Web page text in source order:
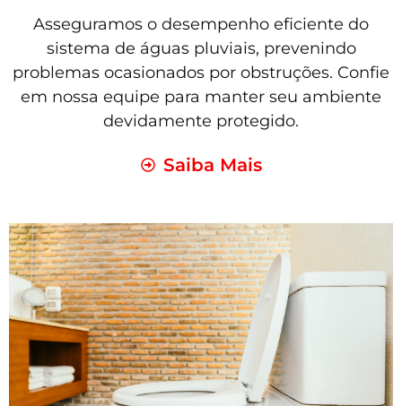
Asseguramos o desempenho eficiente do
sistema de águas pluviais, prevenindo
problemas ocasionados por obstruções. Confie
em nossa equipe para manter seu ambiente
devidamente protegido.
Saiba Mais